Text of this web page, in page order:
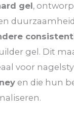
gel,
gel. Dit
voor
en die hun